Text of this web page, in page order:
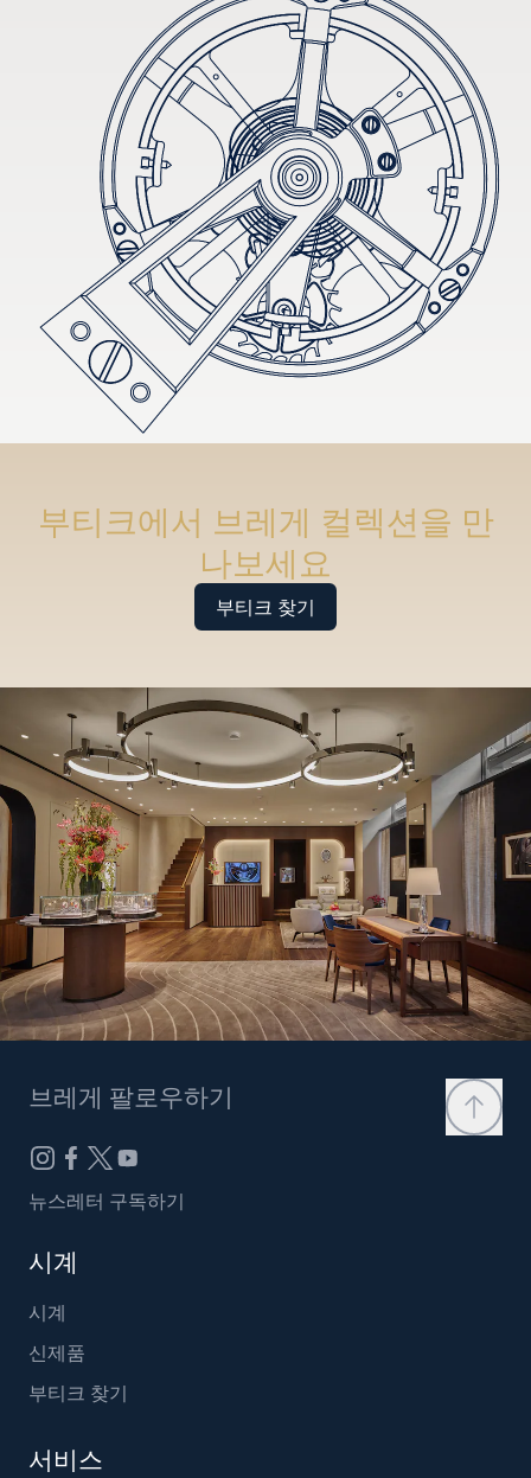
부티크에서 브레게 컬렉션을 만
나보세요
부티크 찾기
브레게 팔로우하기
뉴스레터 구독하기
시계
시계
신제품
부티크 찾기
서비스